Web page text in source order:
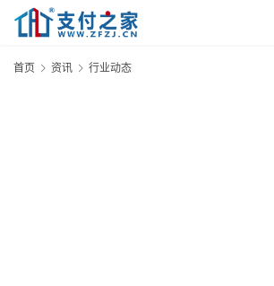
首页 资讯 行业动态